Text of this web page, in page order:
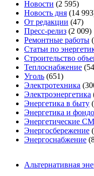
Новости (2 595)
Новость дня (14
От редакции (47)
Пресс-релиз (2 009)
Ремонтные работы
Статьи по
Строительство
Теплоснабжение
Уголь (651)
Электротехника
Электроэнергетика
Энергетика в быту
Энергетика и
Энергетические
Энергосбережение
Энергоснабжение
Альтернативная